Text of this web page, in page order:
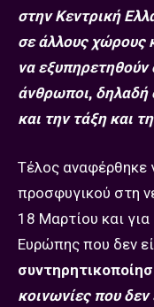
στην Κεντρική
σε άλλους χώρους
να εξυπηρετηθούν
άνθρωποι, δηλαδή
και την τάξη και
Τέλος αναφέρθηκε
προσφυγικού στη
18 Μαρτίου και
Ευρώπης που δεν
κοινωνίες που δεν